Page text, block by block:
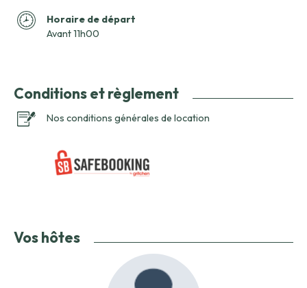
Horaire de départ
Avant 11h00
Conditions et règlement
Nos conditions générales de location
Vos hôtes